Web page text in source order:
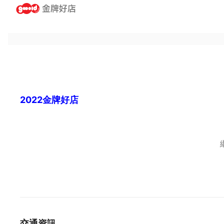
2022金牌好店
這是以三個孩子頭像設計出來的LOGO,三宝媽為
見疾病女兒成年之後可以和社會及人群連結而創造